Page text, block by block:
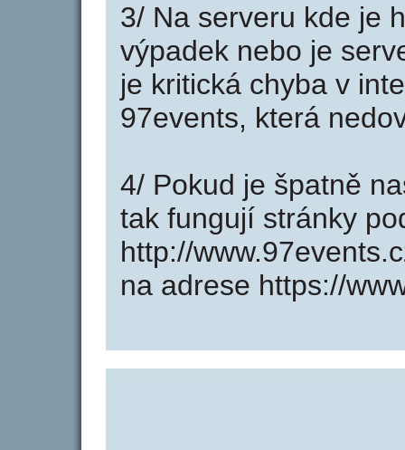
3/ Na serveru kde je
výpadek nebo je
je kritická chyba v
97events, která
4/ Pokud je špatně
tak fungují stránky
http://
na adrese https://